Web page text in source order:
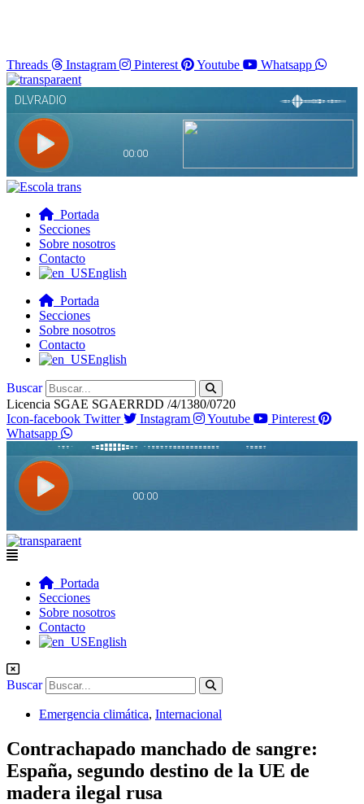
Threads Instagram Pinterest Youtube Whatsapp
Portada
Secciones
Sobre nosotros
Contacto
English
Portada
Secciones
Sobre nosotros
Contacto
English
Buscar
Licencia SGAE SGAERRDD /4/1380/0720
Icon-facebook Twitter Instagram Youtube
Pinterest
Whatsapp
Flyout
Portada
Secciones
Sobre nosotros
Contacto
English
Buscar
Emergencia climática, Internacional
Contrachapado manchado de sangre:
España, segundo destino de la UE de
madera ilegal rusa